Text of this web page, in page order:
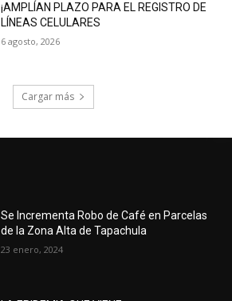
¡AMPLÍAN PLAZO PARA EL REGISTRO DE
LÍNEAS CELULARES
6 agosto, 2026
Cargar más
Se Incrementa Robo de Café en Parcelas
de la Zona Alta de Tapachula
23 enero, 2024